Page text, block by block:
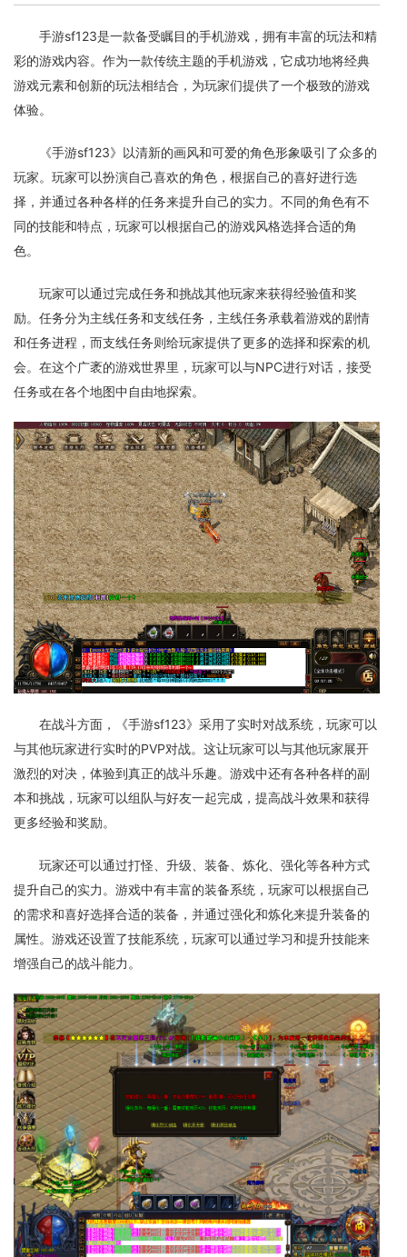
手游sf123是一款备受瞩目的手机游戏，拥有丰富的玩法和精
彩的游戏内容。作为一款传统主题的手机游戏，它成功地将经典
游戏元素和创新的玩法相结合，为玩家们提供了一个极致的游戏
体验。
《手游sf123》以清新的画风和可爱的角色形象吸引了众多的
玩家。玩家可以扮演自己喜欢的角色，根据自己的喜好进行选
择，并通过各种各样的任务来提升自己的实力。不同的角色有不
同的技能和特点，玩家可以根据自己的游戏风格选择合适的角
色。
玩家可以通过完成任务和挑战其他玩家来获得经验值和奖
励。任务分为主线任务和支线任务，主线任务承载着游戏的剧情
和任务进程，而支线任务则给玩家提供了更多的选择和探索的机
会。在这个广袤的游戏世界里，玩家可以与NPC进行对话，接受
任务或在各个地图中自由地探索。
在战斗方面，《手游sf123》采用了实时对战系统，玩家可以
与其他玩家进行实时的PVP对战。这让玩家可以与其他玩家展开
激烈的对决，体验到真正的战斗乐趣。游戏中还有各种各样的副
本和挑战，玩家可以组队与好友一起完成，提高战斗效果和获得
更多经验和奖励。
玩家还可以通过打怪、升级、装备、炼化、强化等各种方式
提升自己的实力。游戏中有丰富的装备系统，玩家可以根据自己
的需求和喜好选择合适的装备，并通过强化和炼化来提升装备的
属性。游戏还设置了技能系统，玩家可以通过学习和提升技能来
增强自己的战斗能力。